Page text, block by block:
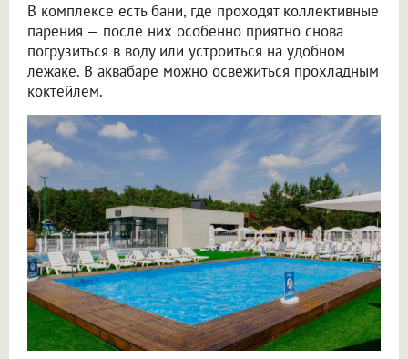
В комплексе есть бани, где проходят коллективные
парения — после них особенно приятно снова
погрузиться в воду или устроиться на удобном
лежаке. В аквабаре можно освежиться прохладным
коктейлем.